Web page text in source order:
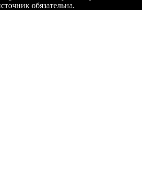
обязательна.